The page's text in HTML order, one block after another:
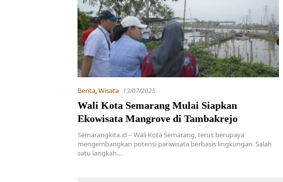
Berita,Wisata 13/07/2025
Wali Kota Semarang Mulai Siapkan
Ekowisata Mangrove di Tambakrejo
Semarangkita.id – Wali Kota Semarang, terus berupaya
mengembangkan potensi pariwisata berbasis lingkungan. Salah
satu langkah…